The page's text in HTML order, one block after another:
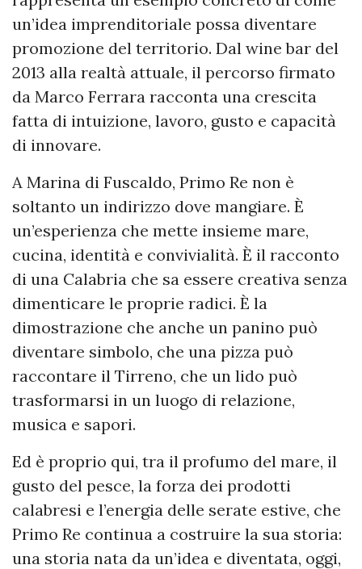
un’idea imprenditoriale possa diventare
promozione del territorio. Dal wine bar del
2013 alla realtà attuale, il percorso firmato
da Marco Ferrara racconta una crescita
fatta di intuizione, lavoro, gusto e capacità
di innovare.
A Marina di Fuscaldo, Primo Re non è
soltanto un indirizzo dove mangiare. È
un’esperienza che mette insieme mare,
cucina, identità e convivialità. È il racconto
di una Calabria che sa essere creativa senza
dimenticare le proprie radici. È la
dimostrazione che anche un panino può
diventare simbolo, che una pizza può
raccontare il Tirreno, che un lido può
trasformarsi in un luogo di relazione,
musica e sapori.
Ed è proprio qui, tra il profumo del mare, il
gusto del pesce, la forza dei prodotti
calabresi e l’energia delle serate estive, che
Primo Re continua a costruire la sua storia:
una storia nata da un’idea e diventata, oggi,